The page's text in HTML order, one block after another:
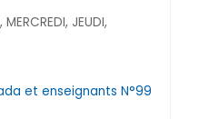
JEUDI,
et enseignants N°99